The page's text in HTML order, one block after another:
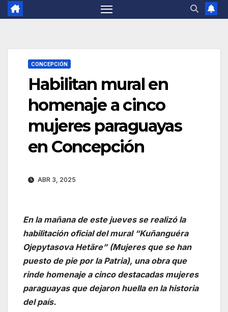
CONCEPCIÓN
Habilitan mural en
homenaje a cinco
mujeres paraguayas
en Concepción
ABR 3, 2025
En la mañana de este jueves se realizó la
habilitación oficial del mural “Kuñanguéra
Ojepytasova Hetãre” (Mujeres que se han
puesto de pie por la Patria), una obra que
rinde homenaje a cinco destacadas mujeres
paraguayas que dejaron huella en la historia
del país.